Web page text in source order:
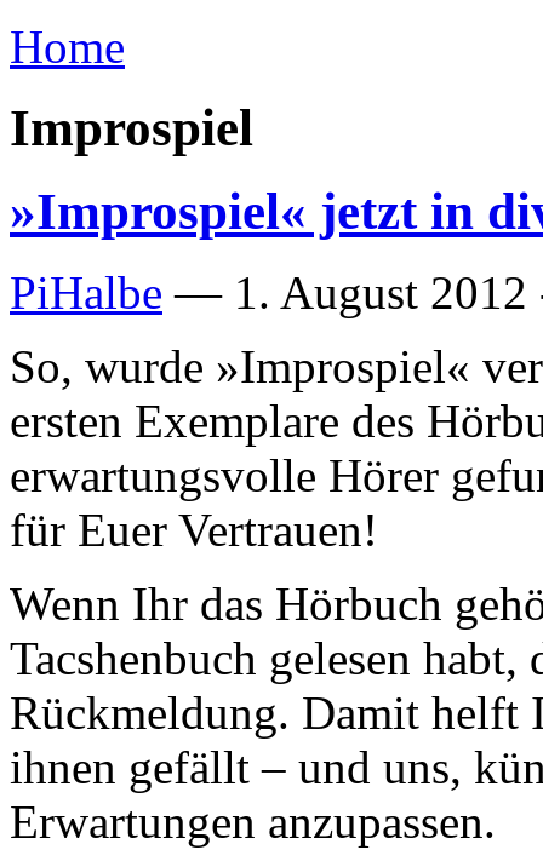
Home
Improspiel
»Improspiel« jetzt in
PiHalbe — 1. August 2012
So, wurde »Improspiel«
ersten Exemplare des
erwartungsvolle Hörer
für Euer Vertrauen!
Wenn Ihr das Hörbuch
Tacshenbuch gelesen
Rückmeldung. Damit helft
ihnen gefällt – und uns,
Erwartungen anzupassen.